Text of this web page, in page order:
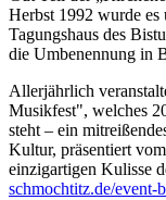
Herbst 1992 wurde es
Tagungshaus des
die Umbenennung in
Allerjährlich
Musikfest", welches
steht – ein
Kultur, präsentiert
einzigartigen Kulisse
schmochtitz.de/event-